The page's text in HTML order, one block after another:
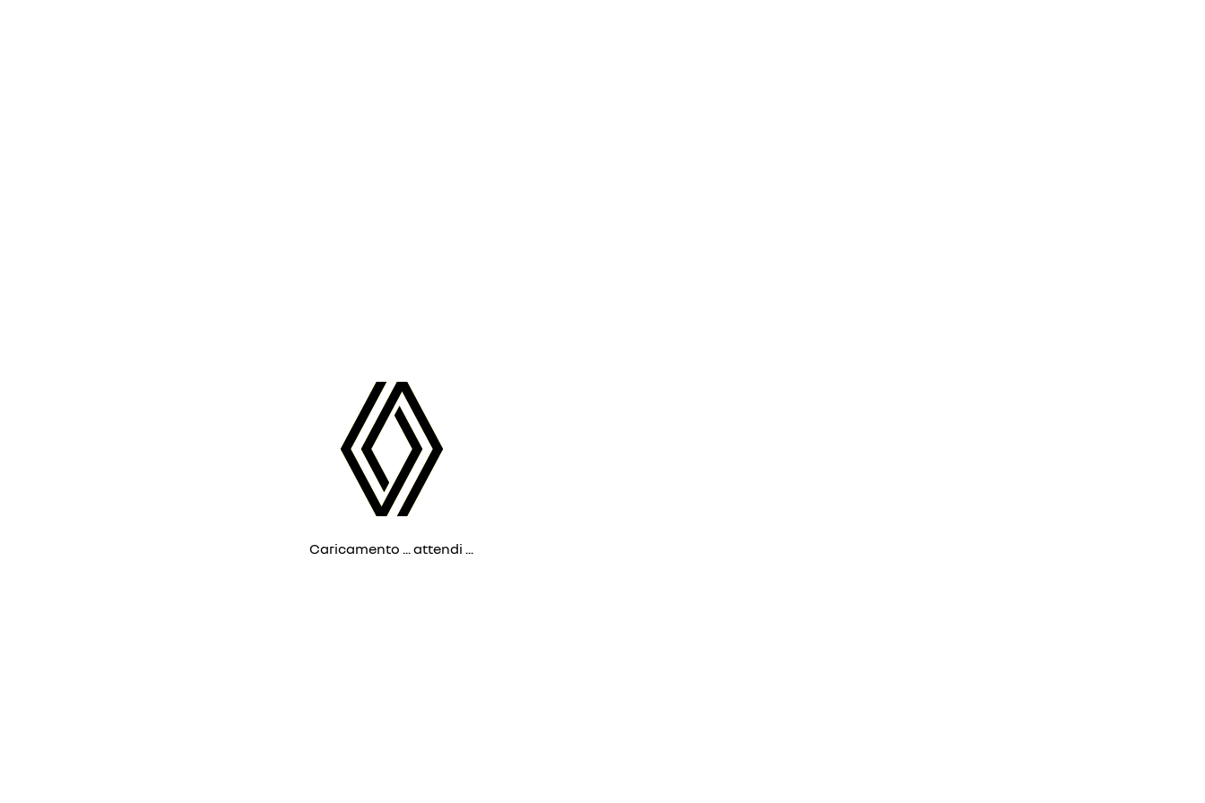
Caricamento ... attendi ...